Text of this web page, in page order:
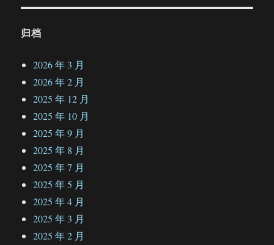
归档
2026 年 3 月
2026 年 2 月
2025 年 12 月
2025 年 10 月
2025 年 9 月
2025 年 8 月
2025 年 7 月
2025 年 5 月
2025 年 4 月
2025 年 3 月
2025 年 2 月